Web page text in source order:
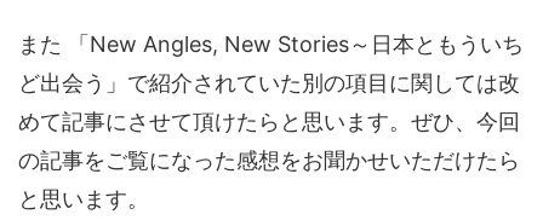
また 「New Angles, New Stories～日本ともういち
ど出会う」で紹介されていた別の項目に関しては改
めて記事にさせて頂けたらと思います。ぜひ、今回
の記事をご覧になった感想をお聞かせいただけたら
と思います。